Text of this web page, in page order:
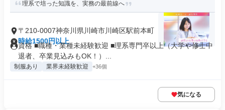
理系で培った知識を、実務の最前線へ
〒210-0007神奈川県川崎市川崎区駅前本町
時給1500円以上
資格 ■職種・業種未経験歓迎 ■理系専門卒以上（大学や修士中
退者、卒業見込みもOK！）...
制服あり 業界未経験歓迎 +36個
気になる